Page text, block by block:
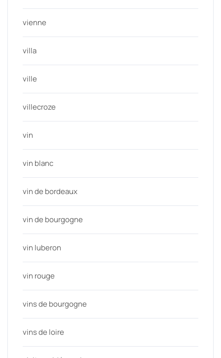
vienne
villa
ville
villecroze
vin
vin blanc
vin de bordeaux
vin de bourgogne
vin luberon
vin rouge
vins de bourgogne
vins de loire